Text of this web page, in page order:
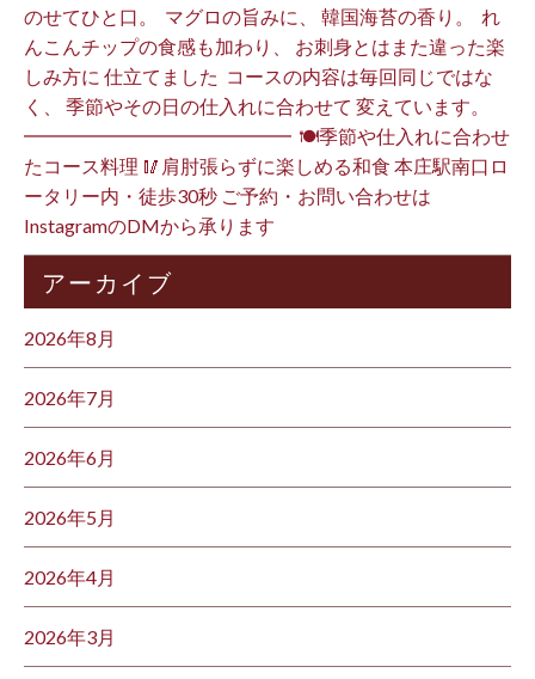
のせてひと口。 ⁡ マグロの旨みに、 韓国海苔の香り。 ⁡ れ
んこんチップの食感も加わり、 お刺身とはまた違った楽
しみ方に 仕立てました️ ⁡ コースの内容は毎回同じではな
く、 季節やその日の仕入れに合わせて 変えています。 ⁡
━━━━━━━━━━━━━━ ⁡ 🍽季節や仕入れに合わせ
たコース料理 🥢肩肘張らずに楽しめる和食 本庄駅南口ロ
ータリー内・徒歩30秒 ご予約・お問い合わせは
InstagramのDMから承ります ⁡
アーカイブ
2026年8月
2026年7月
2026年6月
2026年5月
2026年4月
2026年3月